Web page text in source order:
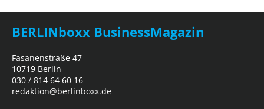
BERLINboxx BusinessMagazin
Fasanenstraße 47
10719 Berlin
030 / 814 64 60 16
redaktion@berlinboxx.de